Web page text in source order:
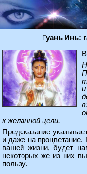
Гуань Инь:
к желанной цели.
Предсказание
и даже на
вашей жизни, будет
некоторых же из них
пользу.